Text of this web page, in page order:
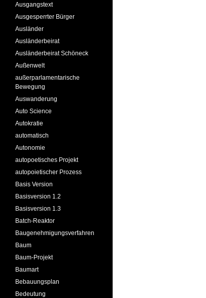
Ausgangstext
Ausgesperrter Bürger
Ausländer
Ausländerbeirat
Ausländerbeirat Schöneck
Außenwelt
außerparlamentarische
Bewegung
Auswanderung
Auto Science
Autokratie
automatisch
Autonomie
autopoetisches Projekt
autopoietischer Prozess
Basis Version
Basisversion 1.2
Basisversion 1.3
Batch-Reaktor
Baugenehmigungsverfahren
Baum
Baum-Projekt
Baumart
Bebauungsplan
Bedeutung